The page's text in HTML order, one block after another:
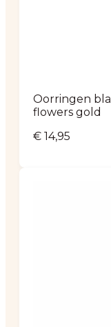
Oorringen
flowers gold
€ 14,95